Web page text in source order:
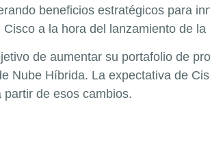
beneficios estratégicos para
a la hora del lanzamiento de
de aumentar su portafolio de
Nube Híbrida. La expectativa de
de esos cambios.